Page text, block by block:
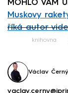
MOHLO VÁM
Muskovy
říká autor
knihovna
Václav Černý